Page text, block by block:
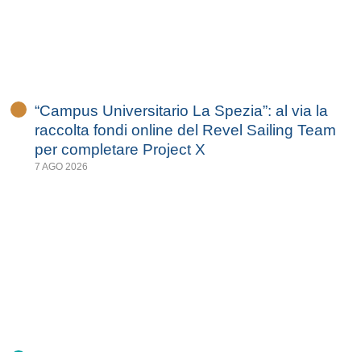
“Campus Universitario La Spezia”: al via la
raccolta fondi online del Revel Sailing Team
per completare Project X
7 AGO 2026